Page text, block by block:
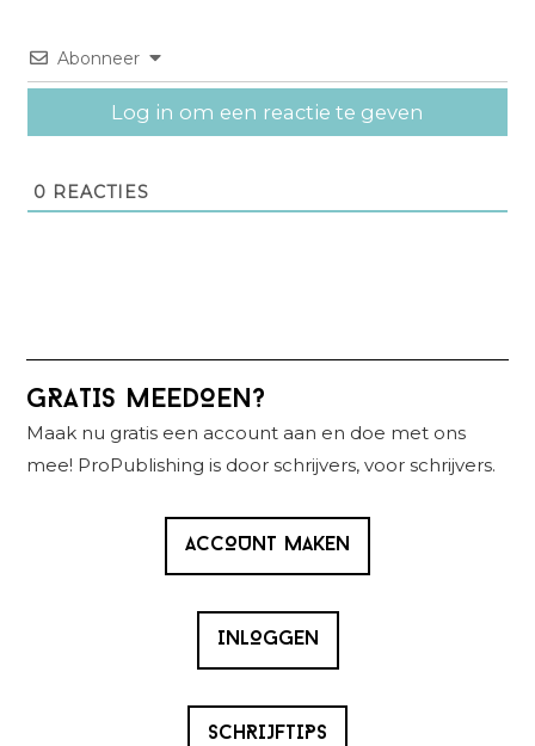
Abonneer
Log in om een reactie te geven
0 REACTIES
Primaire
Sidebar
GRATIS MEEDOEN?
Maak nu gratis een account aan en doe met ons
mee! ProPublishing is door schrijvers, voor schrijvers.
ACCOUNT MAKEN
INLOGGEN
SCHRIJFTIPS